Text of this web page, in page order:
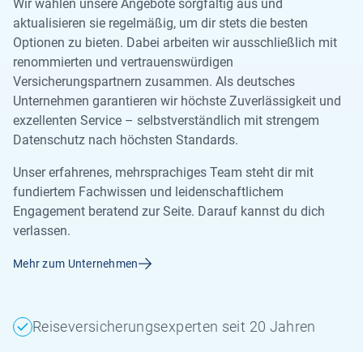
Wir wählen unsere Angebote sorgfältig aus und
aktualisieren sie regelmäßig, um dir stets die besten
Optionen zu bieten. Dabei arbeiten wir ausschließlich mit
renommierten und vertrauenswürdigen
Versicherungspartnern zusammen. Als deutsches
Unternehmen garantieren wir höchste Zuverlässigkeit und
exzellenten Service – selbstverständlich mit strengem
Datenschutz nach höchsten Standards.
Unser erfahrenes, mehrsprachiges Team steht dir mit
fundiertem Fachwissen und leidenschaftlichem
Engagement beratend zur Seite. Darauf kannst du dich
verlassen.
Mehr zum Unternehmen
Reiseversicherungsexperten seit 20 Jahren